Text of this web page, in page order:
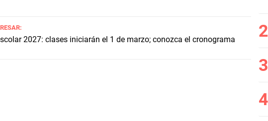
2027: clases iniciarán el 1 de marzo; conozca el cronograma